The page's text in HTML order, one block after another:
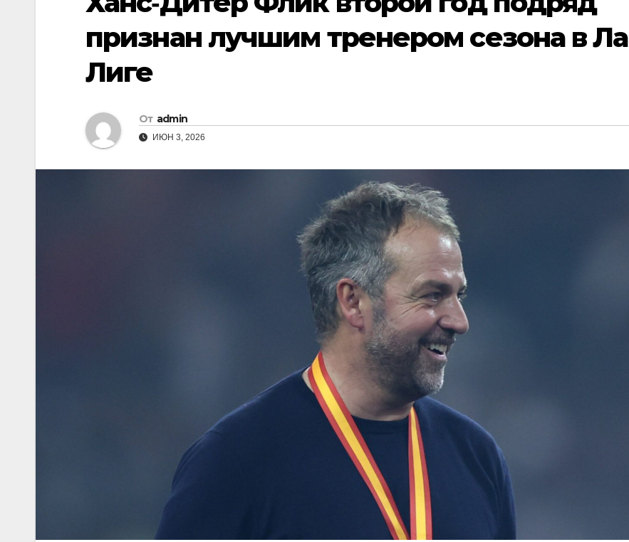
признан лучшим тренером сезона в Ла
Лиге
От admin
ИЮН 3, 2026